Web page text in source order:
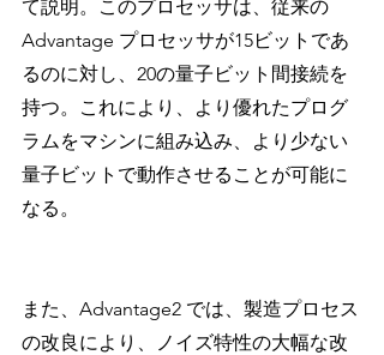
て説明。このプロセッサは、従来の
Advantage プロセッサが15ビットであ
るのに対し、20の量子ビット間接続を
持つ。これにより、より優れたプログ
ラムをマシンに組み込み、より少ない
量子ビットで動作させることが可能に
なる。
また、Advantage2 では、製造プロセス
の改良により、ノイズ特性の大幅な改